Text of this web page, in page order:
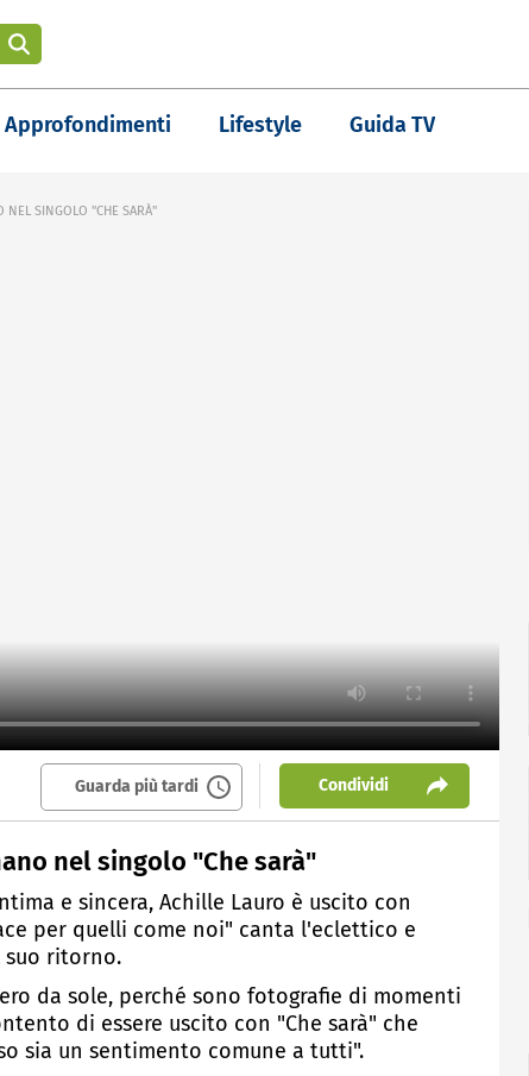
Approfondimenti Lifestyle Guida TV
NEL SINGOLO "CHE SARÀ"
Guarda più tardi Condividi
nel singolo "Che sarà"
e sincera, Achille Lauro è uscito con
per quelli come noi" canta l'eclettico e
suo ritorno.
da sole, perché sono fotografie di momenti
di essere uscito con "Che sarà" che
sia un sentimento comune a tutti".